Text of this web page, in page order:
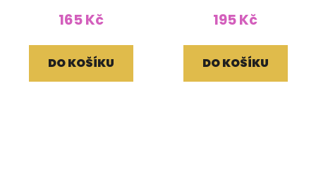
165 Kč
DO KOŠÍKU
195 Kč
DO KOŠÍKU